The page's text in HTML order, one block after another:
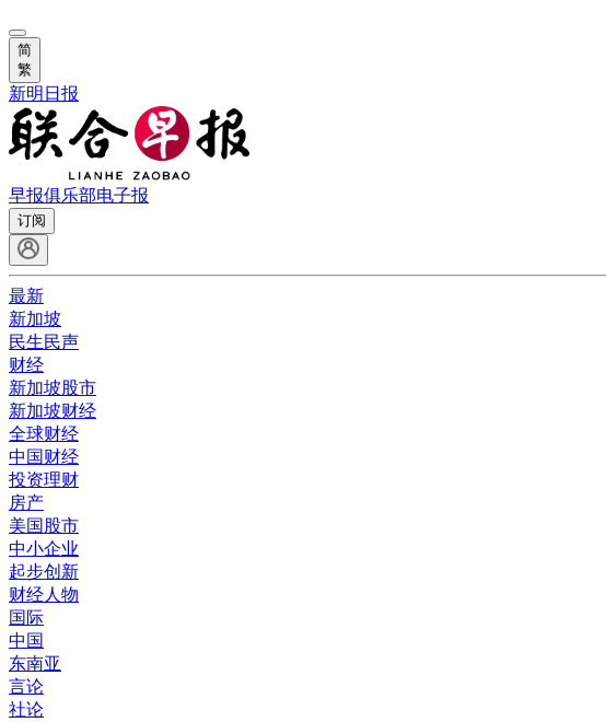
简
繁
新明日报
早报俱乐部电子报
订阅
最新
新加坡
民生民声
财经
新加坡股市
新加坡财经
全球财经
中国财经
投资理财
房产
美国股市
中小企业
起步创新
财经人物
国际
中国
东南亚
言论
社论